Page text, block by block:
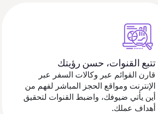
تتبع القنوات، حسن رؤيتك
قارن القوائم عبر وكالات السفر عبر
الإنترنت ومواقع الحجز المباشر لفهم من
أين يأتي ضيوفك، واضبط القنوات لتحقيق
أهداف عملك.